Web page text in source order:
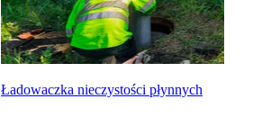
Ładowaczka nieczystości płynnych